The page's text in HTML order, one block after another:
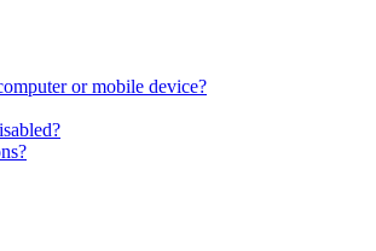
or mobile device?